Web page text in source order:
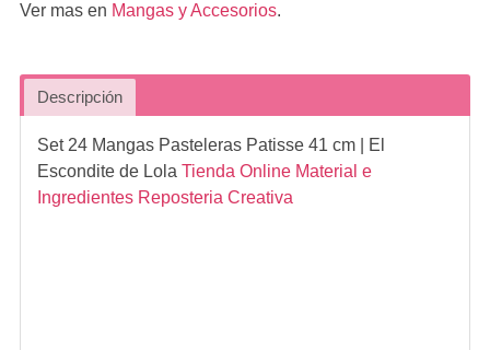
Ver mas en Mangas y Accesorios.
Descripción
Set 24 Mangas Pasteleras Patisse 41 cm| El
Escondite de Lola Tienda Online Material e
Ingredientes Reposteria Creativa